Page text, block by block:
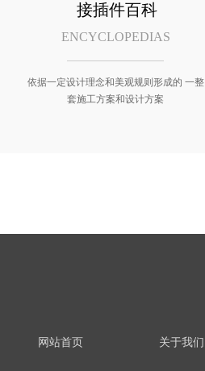
ENCYCLOPEDIAS
依据一定设计理念和美观规则形成的 一整
套施工方案和设计方案
接插件百科
网站首页 关于我们